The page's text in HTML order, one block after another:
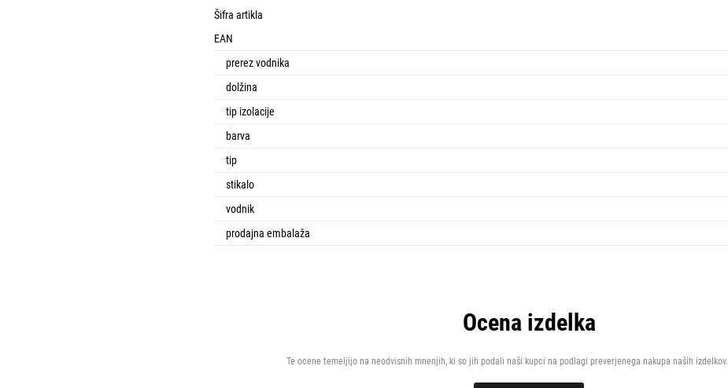
Šifra artikla
EAN
prerez vodnika
dolžina
tip izolacije
barva
tip
stikalo
vodnik
prodajna embalaža
Ocena izdelka
Te ocene temeljijo na neodvisnih mnenjih, ki so jih podali naši kupci na podlagi preverjenega nakupa naših izdelkov.